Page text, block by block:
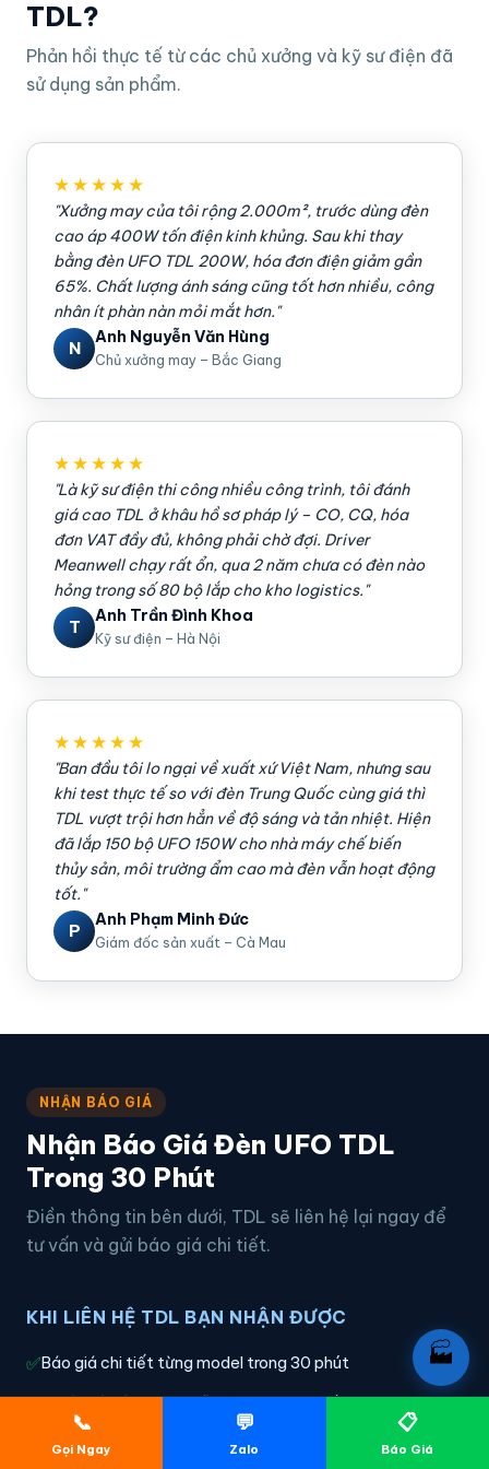
TDL?
Phản hồi thực tế từ các chủ xưởng và kỹ sư điện đã
sử dụng sản phẩm.
★★★★★
"Xưởng may của tôi rộng 2.000m², trước dùng đèn
cao áp 400W tốn điện kinh khủng. Sau khi thay
bằng đèn UFO TDL 200W, hóa đơn điện giảm gần
65%. Chất lượng ánh sáng cũng tốt hơn nhiều, công
nhân ít phàn nàn mỏi mắt hơn."
N
Anh Nguyễn Văn Hùng
Chủ xưởng may – Bắc Giang
★★★★★
"Là kỹ sư điện thi công nhiều công trình, tôi đánh
giá cao TDL ở khâu hồ sơ pháp lý – CO, CQ, hóa
đơn VAT đầy đủ, không phải chờ đợi. Driver
Meanwell chạy rất ổn, qua 2 năm chưa có đèn nào
hỏng trong số 80 bộ lắp cho kho logistics."
T
Anh Trần Đình Khoa
Kỹ sư điện – Hà Nội
★★★★★
"Ban đầu tôi lo ngại về xuất xứ Việt Nam, nhưng sau
khi test thực tế so với đèn Trung Quốc cùng giá thì
TDL vượt trội hơn hẳn về độ sáng và tản nhiệt. Hiện
đã lắp 150 bộ UFO 150W cho nhà máy chế biến
thủy sản, môi trường ẩm cao mà đèn vẫn hoạt động
tốt."
P
Anh Phạm Minh Đức
Giám đốc sản xuất – Cà Mau
NHẬN BÁO GIÁ
Nhận Báo Giá Đèn UFO TDL
Trong 30 Phút
Điền thông tin bên dưới, TDL sẽ liên hệ lại ngay để
tư vấn và gửi báo giá chi tiết.
KHI LIÊN HỆ TDL BẠN NHẬN ĐƯỢC
✅Báo giá chi tiết từng model trong 30 phút
Tư vấn chọn chip, driver phù hợp ngân sách
📞
Gọi Ngay
💬
Zalo
📋
Báo Giá
🏭